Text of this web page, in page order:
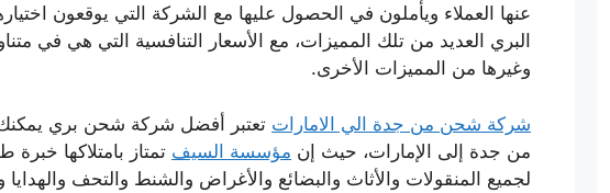
عنها العملاء ويأملون في الحصول عليها مع الشركة التي يوقعون
البري العديد من تلك المميزات، مع الأسعار التنافسية التي هي في
وغيرها من المميزات الأخرى.
شركة شحن من جدة الي الامارات تعتبر أفضل شركة شحن بري يمكنك
من جدة إلى الإمارات، حيث إن مؤسسة السيف تمتاز بامتلاكها
لجميع المنقولات والأثاث والبضائع والأغراض والشنط والتحف